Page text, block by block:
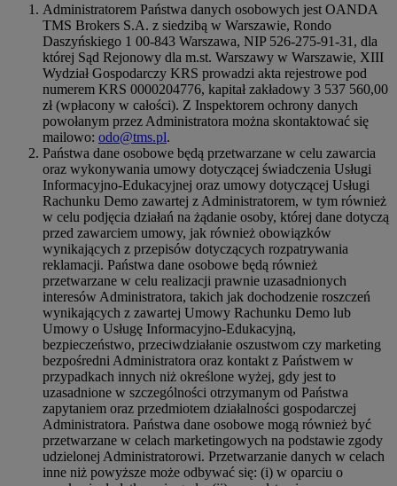
Administratorem Państwa danych osobowych jest OANDA
TMS Brokers S.A. z siedzibą w Warszawie, Rondo
Daszyńskiego 1 00-843 Warszawa, NIP 526-275-91-31, dla
której Sąd Rejonowy dla m.st. Warszawy w Warszawie, XIII
Wydział Gospodarczy KRS prowadzi akta rejestrowe pod
numerem KRS 0000204776, kapitał zakładowy 3 537 560,00
zł (wpłacony w całości). Z Inspektorem ochrony danych
powołanym przez Administratora można skontaktować się
mailowo: odo@tms.pl.
Państwa dane osobowe będą przetwarzane w celu zawarcia
oraz wykonywania umowy dotyczącej świadczenia Usługi
Informacyjno-Edukacyjnej oraz umowy dotyczącej Usługi
Rachunku Demo zawartej z Administratorem, w tym również
w celu podjęcia działań na żądanie osoby, której dane dotyczą
przed zawarciem umowy, jak również obowiązków
wynikających z przepisów dotyczących rozpatrywania
reklamacji. Państwa dane osobowe będą również
przetwarzane w celu realizacji prawnie uzasadnionych
interesów Administratora, takich jak dochodzenie roszczeń
wynikających z zawartej Umowy Rachunku Demo lub
Umowy o Usługę Informacyjno-Edukacyjną,
bezpieczeństwo, przeciwdziałanie oszustwom czy marketing
bezpośredni Administratora oraz kontakt z Państwem w
przypadkach innych niż określone wyżej, gdy jest to
uzasadnione w szczególności otrzymanym od Państwa
zapytaniem oraz przedmiotem działalności gospodarczej
Administratora. Państwa dane osobowe mogą również być
przetwarzane w celach marketingowych na podstawie zgody
udzielonej Administratorowi. Przetwarzanie danych w celach
inne niż powyższe może odbywać się: (i) w oparciu o